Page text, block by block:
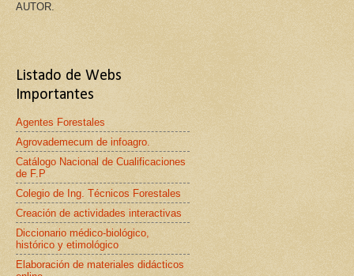
AUTOR.
Listado de Webs
Importantes
Agentes Forestales
Agrovademecum de infoagro.
Catálogo Nacional de Cualificaciones
de F.P
Colegio de Ing. Técnicos Forestales
Creación de actividades interactivas
Diccionario médico-biológico,
histórico y etimológico
Elaboración de materiales didácticos